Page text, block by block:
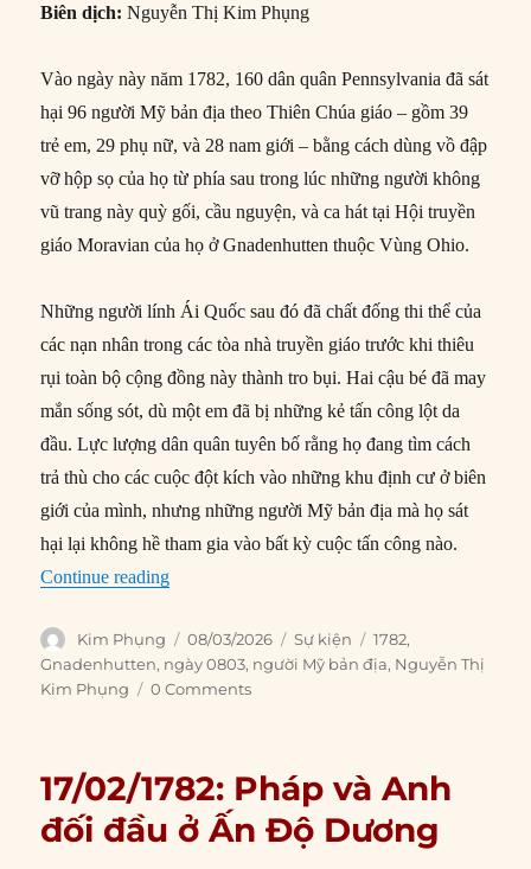
Biên dịch: Nguyễn Thị Kim Phụng
Vào ngày này năm 1782, 160 dân quân Pennsylvania đã sát
hại 96 người Mỹ bản địa theo Thiên Chúa giáo – gồm 39
trẻ em, 29 phụ nữ, và 28 nam giới – bằng cách dùng vồ đập
vỡ hộp sọ của họ từ phía sau trong lúc những người không
vũ trang này quỳ gối, cầu nguyện, và ca hát tại Hội truyền
giáo Moravian của họ ở Gnadenhutten thuộc Vùng Ohio.
Những người lính Ái Quốc sau đó đã chất đống thi thể của
các nạn nhân trong các tòa nhà truyền giáo trước khi thiêu
rụi toàn bộ cộng đồng này thành tro bụi. Hai cậu bé đã may
mắn sống sót, dù một em đã bị những kẻ tấn công lột da
đầu. Lực lượng dân quân tuyên bố rằng họ đang tìm cách
trả thù cho các cuộc đột kích vào những khu định cư ở biên
giới của mình, nhưng những người Mỹ bản địa mà họ sát
hại lại không hề tham gia vào bất kỳ cuộc tấn công nào.
Continue reading“08/03/1782: Thảm sát Gnadenhutten”
Author
Kim Phụng
Posted
on
08/03/2026 Categories
Sự kiện Tags
1782,
Gnadenhutten, ngày 0803, người Mỹ bản địa, Nguyễn Thị
Kim Phụng
0 Comments
17/02/1782: Pháp và Anh
đối đầu ở Ấn Độ Dương